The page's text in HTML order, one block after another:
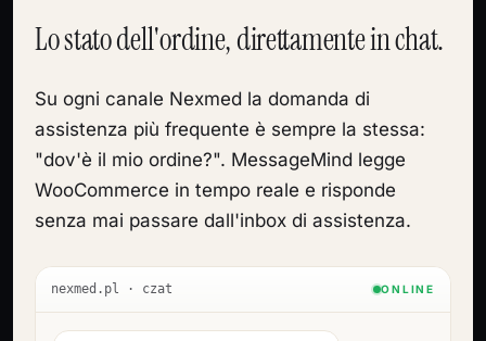
Lo stato dell'ordine, direttamente in chat.
Su ogni canale Nexmed la domanda di
assistenza più frequente è sempre la stessa:
"dov'è il mio ordine?". MessageMind legge
WooCommerce in tempo reale e risponde
senza mai passare dall'inbox di assistenza.
nexmed.pl · czat ONLINE